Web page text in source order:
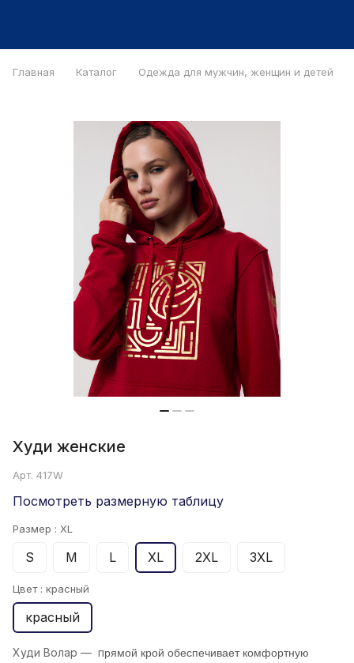
Главная Каталог Одежда для мужчин, женщин и детей
Худи женские
Арт. 417W
Посмотреть размерную таблицу
Размер : XL
S M L XL 2XL 3XL
Цвет : красный
красный
Худи Волар — прямой крой обеспечивает комфортную